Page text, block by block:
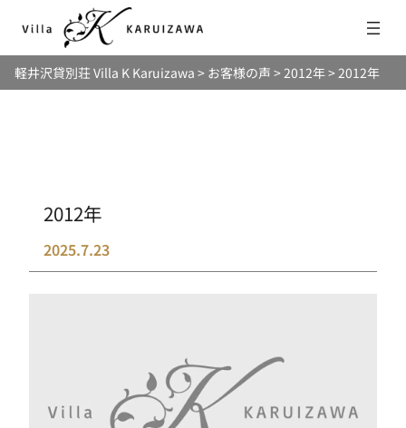
を
軽井沢貸別荘 Villa K Karuizawa > お客様の声 >2012年>2012年
2012年
2025.7.23